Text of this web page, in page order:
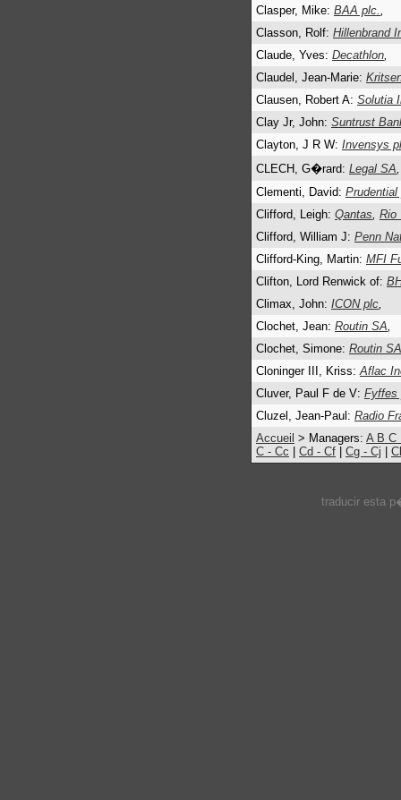
Clasper, Mike: BAA plc.,
Classon, Rolf: Hillenbrand
Claude, Yves: Decathlon,
Claudel, Jean-Marie:
Clausen, Robert A: Solutia
Clay Jr, John: Suntrust
Clayton, J R W: Invensys
CLECH, G�rard: Legal SA,
Clementi, David: Prudential
Clifford, Leigh: Qantas, Rio
Clifford, William J: Penn
Clifford-King, Martin: MFI
Clifton, Lord Renwick of:
Climax, John: ICON plc,
Clochet, Jean: Routin SA,
Clochet, Simone: Routin SA
Cloninger III, Kriss:Aflac
Cluver, Paul F de V: Fyffes
Cluzel, Jean-Paul: Radio
Accueil > Managers: A B C
C - Cc
Cd - Cf Cg - Cj
traducir esta